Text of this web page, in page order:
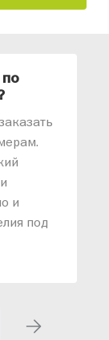
и
под